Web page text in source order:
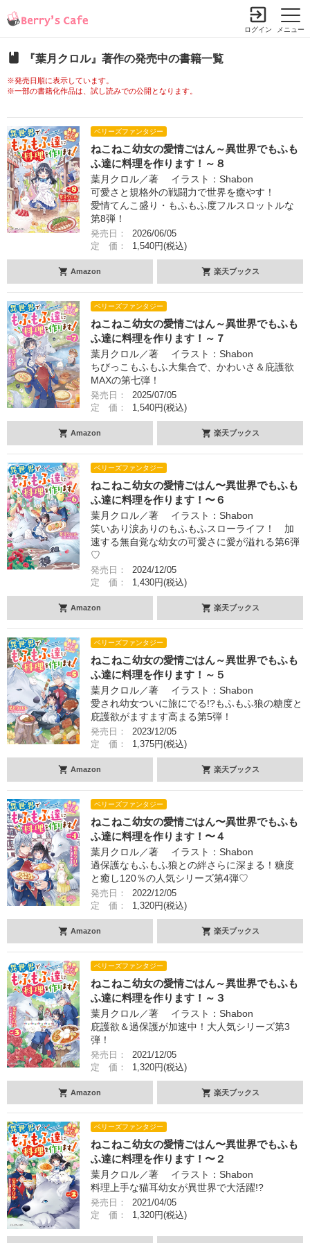
メニュー
ログイン
『葉月クロル』著作の発売中の書籍一覧
※発売日順に表示しています。
※一部の書籍化作品は、試し読みでの公開となります。
ベリーズファンタジー
ねこねこ幼女の愛情ごはん～異世界でもふも
ふ達に料理を作ります！～８
葉月クロル／著 イラスト：Shabon
可愛さと規格外の戦闘力で世界を癒やす！
愛情てんこ盛り・もふもふ度フルスロットルな
第8弾！
発売日：
2026/06/05
定 価：
1,540円(税込)
Amazon 楽天ブックス
ベリーズファンタジー
ねこねこ幼女の愛情ごはん～異世界でもふも
ふ達に料理を作ります！～７
葉月クロル／著 イラスト：Shabon
ちびっこもふもふ大集合で、かわいさ＆庇護欲
MAXの第七弾！
発売日：
2025/07/05
定 価：
1,540円(税込)
Amazon 楽天ブックス
ベリーズファンタジー
ねこねこ幼女の愛情ごはん〜異世界でもふも
ふ達に料理を作ります！〜６
葉月クロル／著 イラスト：Shabon
笑いあり涙ありのもふもふスローライフ！ 加
速する無自覚な幼女の可愛さに愛が溢れる第6弾
♡
発売日：
2024/12/05
定 価：
1,430円(税込)
Amazon 楽天ブックス
ベリーズファンタジー
ねこねこ幼女の愛情ごはん～異世界でもふも
ふ達に料理を作ります！～５
葉月クロル／著 イラスト：Shabon
愛され幼女ついに旅にでる!?もふもふ狼の糖度と
庇護欲がますます高まる第5弾！
発売日：
2023/12/05
定 価：
1,375円(税込)
Amazon 楽天ブックス
ベリーズファンタジー
ねこねこ幼女の愛情ごはん〜異世界でもふも
ふ達に料理を作ります！〜４
葉月クロル／著 イラスト：Shabon
過保護なもふもふ狼との絆さらに深まる！糖度
と癒し120％の人気シリーズ第4弾♡
発売日：
2022/12/05
定 価：
1,320円(税込)
Amazon 楽天ブックス
ベリーズファンタジー
ねこねこ幼女の愛情ごはん～異世界でもふも
ふ達に料理を作ります！～３
葉月クロル／著 イラスト：Shabon
庇護欲＆過保護が加速中！大人気シリーズ第3
弾！
発売日：
2021/12/05
定 価：
1,320円(税込)
Amazon 楽天ブックス
ベリーズファンタジー
ねこねこ幼女の愛情ごはん〜異世界でもふも
ふ達に料理を作ります！〜２
葉月クロル／著 イラスト：Shabon
料理上手な猫耳幼女が異世界で大活躍!?
発売日：
2021/04/05
定 価：
1,320円(税込)